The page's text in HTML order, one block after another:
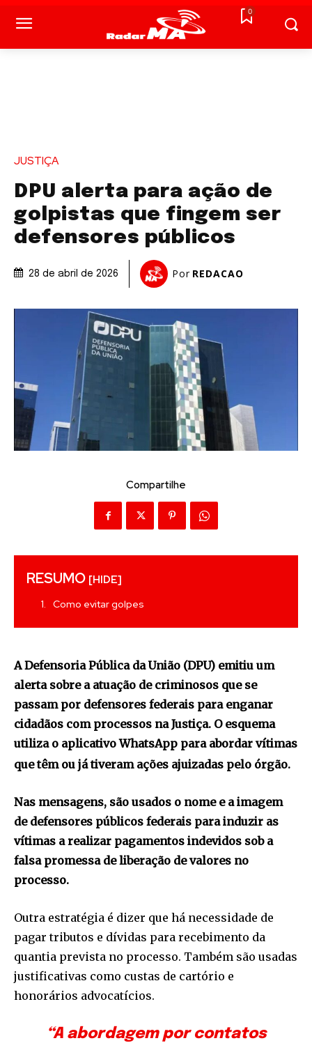
0
JUSTIÇA
DPU alerta para ação de
golpistas que fingem ser
defensores públicos
28 de abril de 2026 Por REDACAO
Compartilhe
RESUMO [HIDE]
Como evitar golpes
A Defensoria Pública da União (DPU) emitiu um
alerta sobre a atuação de criminosos que se
passam por defensores federais para enganar
cidadãos com processos na Justiça. O esquema
utiliza o aplicativo WhatsApp para abordar vítimas
que têm ou já tiveram ações ajuizadas pelo órgão.
Nas mensagens, são usados o nome e a imagem
de defensores públicos federais para induzir as
vítimas a realizar pagamentos indevidos sob a
falsa promessa de liberação de valores no
processo.
Outra estratégia é dizer que há necessidade de
pagar tributos e dívidas para recebimento da
quantia prevista no processo. Também são usadas
justificativas como custas de cartório e
honorários advocatícios.
“A abordagem por contatos